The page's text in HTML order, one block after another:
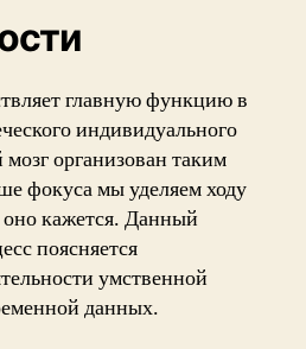
главную функцию в
индивидуального
организован таким
фокуса мы уделяем ходу
кажется. Данный
поясняется
умственной
данных.